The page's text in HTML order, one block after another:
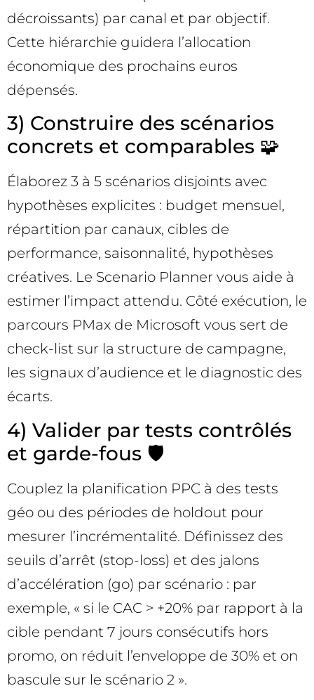
décroissants) par canal et par objectif.
Cette hiérarchie guidera l’allocation
économique des prochains euros
dépensés.
3) Construire des scénarios
concrets et comparables 🧩
Élaborez 3 à 5 scénarios disjoints avec
hypothèses explicites : budget mensuel,
répartition par canaux, cibles de
performance, saisonnalité, hypothèses
créatives. Le Scenario Planner vous aide à
estimer l’impact attendu. Côté exécution, le
parcours PMax de Microsoft vous sert de
check-list sur la structure de campagne,
les signaux d’audience et le diagnostic des
écarts.
4) Valider par tests contrôlés
et garde-fous 🛡️
Couplez la planification PPC à des tests
géo ou des périodes de holdout pour
mesurer l’incrémentalité. Définissez des
seuils d’arrêt (stop-loss) et des jalons
d’accélération (go) par scénario : par
exemple, « si le CAC > +20% par rapport à la
cible pendant 7 jours consécutifs hors
promo, on réduit l’enveloppe de 30% et on
bascule sur le scénario 2 ».